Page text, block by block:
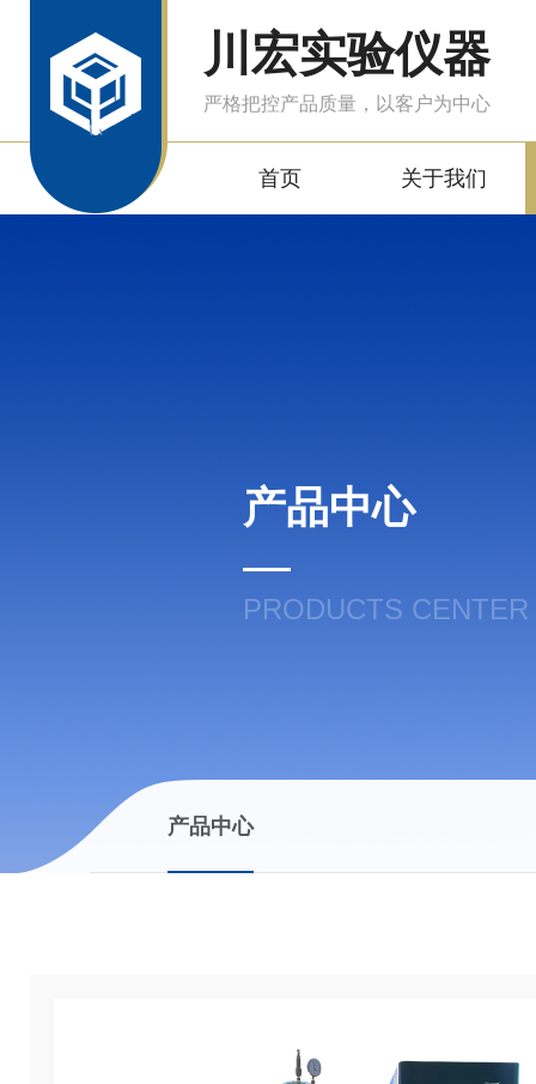
川宏实验仪器
严格把控产品质量，以客户为中心
首页 关于我们
产品中心
PRODUCTS CENTER
产品中心